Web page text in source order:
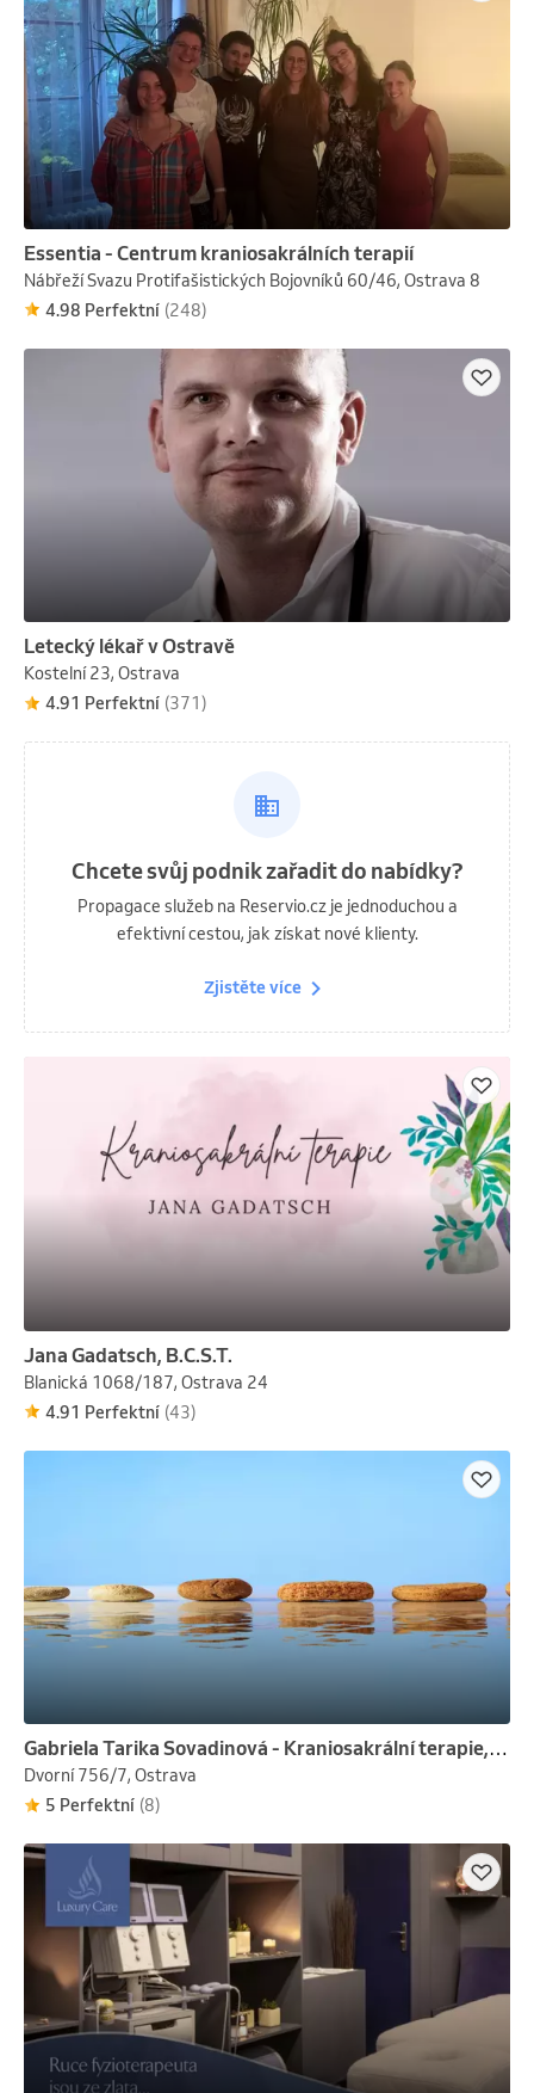
Essentia - Centrum kraniosakrálních terapií
Nábřeží Svazu Protifašistických Bojovníků 60/46, Ostrava 8
4.98 Perfektní (248)
Letecký lékař v Ostravě
Kostelní 23, Ostrava
4.91 Perfektní (371)
Chcete svůj podnik zařadit do nabídky?
Propagace služeb na Reservio.cz je jednoduchou a
efektivní cestou, jak získat nové klienty.
Zjistěte více
Jana Gadatsch, B.C.S.T.
Blanická 1068/187, Ostrava 24
4.91 Perfektní (43)
Gabriela Tarika Sovadinová - Kraniosakrální terapie, Ostrava
Dvorní 756/7, Ostrava
5 Perfektní (8)